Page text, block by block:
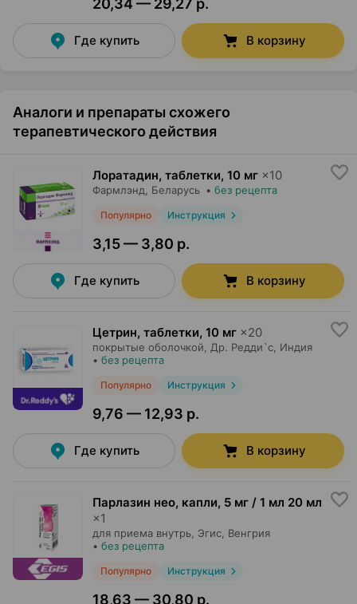
20,34 — 29,27 р.
Где купить В корзину
Аналоги и препараты схожего
терапевтического действия
Лоратадин, таблетки, 10 мг ×10
Фармлэнд , Беларусь • без рецепта
Популярно Инструкция
3,15 — 3,80 р.
Где купить В корзину
Цетрин, таблетки, 10 мг ×20
покрытые оболочкой, Др. Редди`с , Индия
• без рецепта
Популярно Инструкция
9,76 — 12,93 р.
Где купить В корзину
Парлазин нео, капли, 5 мг / 1 мл 20 мл
×1
для приема внутрь, Эгис , Венгрия
• без рецепта
Популярно Инструкция
18,63 — 30,80 р.